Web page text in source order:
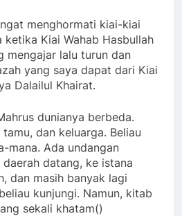
menghormati kiai-kiai
ketika Kiai Wahab Hasbullah
mengajar lalu turun dan
yang saya dapat dari Kiai
Dalailul Khairat.
dunianya berbeda.
dan keluarga. Beliau
mana. Ada undangan
datang, ke istana
dan masih banyak lagi
kunjungi. Namun, kitab
sekali khatam()